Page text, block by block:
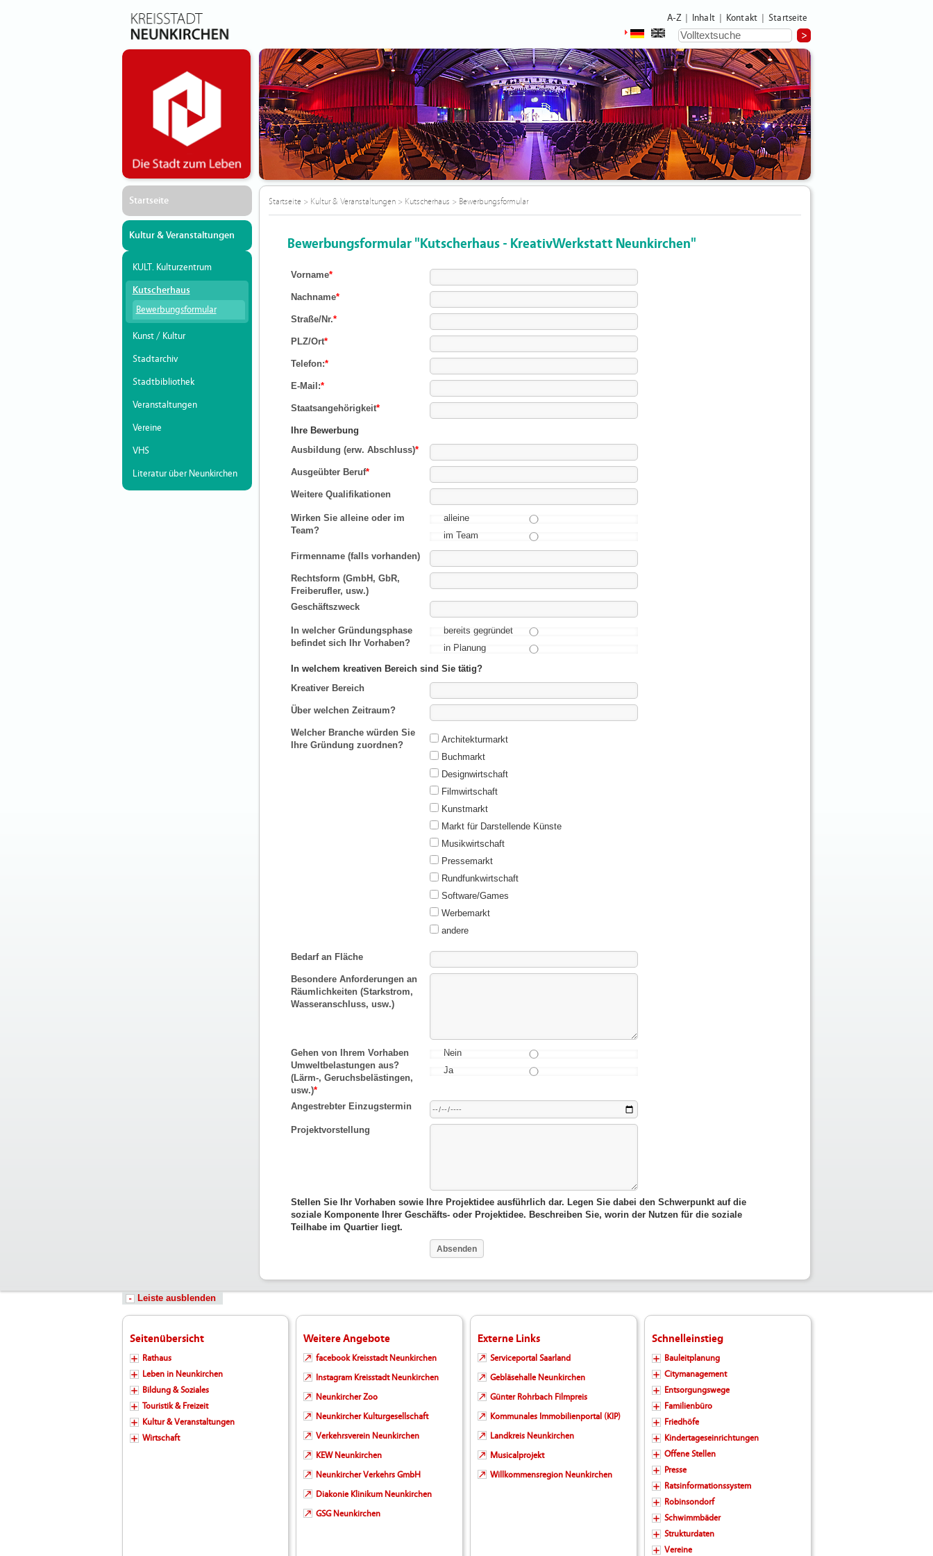
A-Z Inhalt Kontakt Startseite
Startseite
Kultur & Veranstaltungen
KULT. Kulturzentrum
Kutscherhaus
Bewerbungsformular
Kunst / Kultur
Stadtarchiv
Stadtbibliothek
Veranstaltungen
Vereine
VHS
Literatur über Neunkirchen
Startseite> Kultur & Veranstaltungen> Kutscherhaus > Bewerbungsformular
Bewerbungsformular "Kutscherhaus - KreativWerkstatt Neunkirchen"
Vorname*
Nachname*
Straße/Nr.*
PLZ/Ort*
Telefon:*
E-Mail:*
Staatsangehörigkeit*
Ihre Bewerbung
Ausbildung (erw. Abschluss)*
Ausgeübter Beruf*
Weitere Qualifikationen
Wirken Sie alleine oder im
Team?
alleine
im Team
Firmenname (falls vorhanden)
Rechtsform (GmbH, GbR,
Freiberufler, usw.)
Geschäftszweck
In welcher Gründungsphase
befindet sich Ihr Vorhaben?
bereits gegründet
in Planung
In welchem kreativen Bereich sind Sie tätig?
Kreativer Bereich
Über welchen Zeitraum?
Welcher Branche würden Sie
Ihre Gründung zuordnen?
Architekturmarkt
Buchmarkt
Designwirtschaft
Filmwirtschaft
Kunstmarkt
Markt für Darstellende Künste
Musikwirtschaft
Pressemarkt
Rundfunkwirtschaft
Software/Games
Werbemarkt
andere
Bedarf an Fläche
Besondere Anforderungen an
Räumlichkeiten (Starkstrom,
Wasseranschluss, usw.)
Gehen von Ihrem Vorhaben
Umweltbelastungen aus?
(Lärm-, Geruchsbelästingen,
usw.)*
Nein
Ja
Angestrebter Einzugstermin
Projektvorstellung
Stellen Sie Ihr Vorhaben sowie Ihre Projektidee ausführlich dar. Legen Sie dabei den Schwerpunkt auf die
soziale Komponente Ihrer Geschäfts- oder Projektidee. Beschreiben Sie, worin der Nutzen für die soziale
Teilhabe im Quartier liegt.
Leiste ausblenden
Seitenübersicht
Rathaus
Leben in Neunkirchen
Bildung & Soziales
Touristik & Freizeit
Kultur & Veranstaltungen
Wirtschaft
Weitere Angebote
facebook Kreisstadt Neunkirchen
Instagram Kreisstadt Neunkirchen
Neunkircher Zoo
Neunkircher Kulturgesellschaft
Verkehrsverein Neunkirchen
KEW Neunkirchen
Neunkircher Verkehrs GmbH
Diakonie Klinikum Neunkirchen
GSG Neunkirchen
Externe Links
Serviceportal Saarland
Gebläsehalle Neunkirchen
Günter Rohrbach Filmpreis
Kommunales Immobilienportal (KIP)
Landkreis Neunkirchen
Musicalprojekt
Willkommensregion Neunkirchen
Schnelleinstieg
Bauleitplanung
Citymanagement
Entsorgungswege
Familienbüro
Friedhöfe
Kindertageseinrichtungen
Offene Stellen
Presse
Ratsinformationssystem
Robinsondorf
Schwimmbäder
Strukturdaten
Vereine